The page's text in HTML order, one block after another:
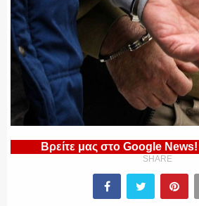
ΟΜΑΔΑ “Ζ”
ΥΑΤ/ΥΜΕΤ
Βρείτε μας στο Google
SHARE